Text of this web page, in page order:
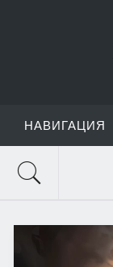
НАВИГАЦИЯ